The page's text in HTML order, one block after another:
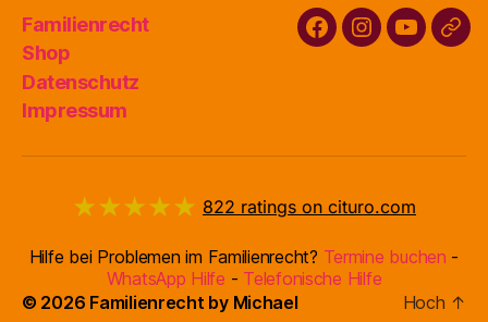
Familienrecht
Shop
Datenschutz
Impressum
FacebookInstagram
Youtube
Erzengelhas
★★★★★ 822 ratings on cituro.com
Hilfe bei Problemen im Familienrecht? Termine buchen -
WhatsApp Hilfe - Telefonische Hilfe
© 2026 Familienrecht by Michael
Hoch ↑